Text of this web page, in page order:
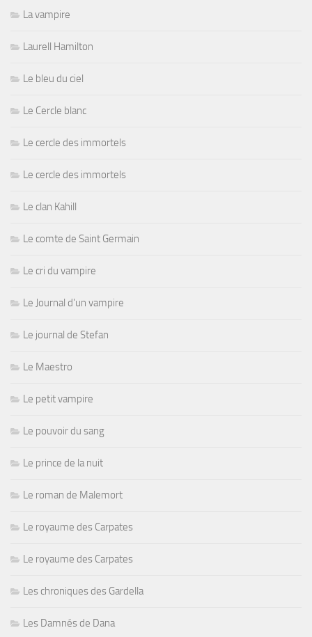
La vampire
Laurell Hamilton
Le bleu du ciel
Le Cercle blanc
Le cercle des immortels
Le cercle des immortels
Le clan Kahill
Le comte de Saint Germain
Le cri du vampire
Le Journal d'un vampire
Le journal de Stefan
Le Maestro
Le petit vampire
Le pouvoir du sang
Le prince de la nuit
Le roman de Malemort
Le royaume des Carpates
Le royaume des Carpates
Les chroniques des Gardella
Les Damnés de Dana